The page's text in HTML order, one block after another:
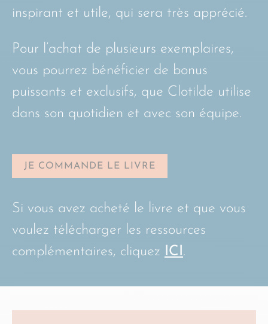
inspirant et utile, qui sera très apprécié.
Pour l’achat de plusieurs exemplaires,
vous pourrez bénéficier de bonus
puissants et exclusifs, que Clotilde utilise
dans son quotidien et avec son équipe.
JE COMMANDE LE LIVRE
Si vous avez acheté le livre et que vous
voulez télécharger les ressources
complémentaires, cliquez ICI.